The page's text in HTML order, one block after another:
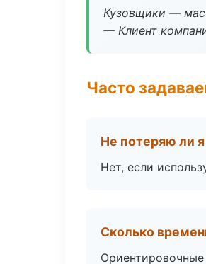
Кузовщики —
— Клиент
Часто
Не потеряю ли
Нет, если
Сколько